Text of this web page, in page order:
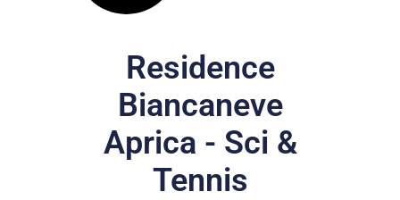
Residence
Biancaneve
Aprica - Sci &
Tennis